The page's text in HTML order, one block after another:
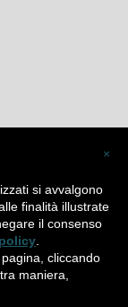
Policy-Cookie Policy
×
si avvalgono
finalità illustrate
il consenso
cliccando
maniera,